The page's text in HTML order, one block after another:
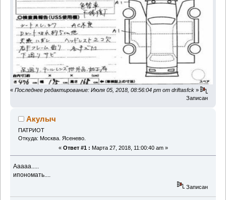
« Последнее редактирование: Июля 05, 2018, 08:56:04 pm от driftasfck »
Записан
Акулыч
ПАТРИОТ
Откуда: Москва. Ясенево.
« Ответ #1 : Марта 27, 2018, 11:00:40 am »
Ааааа.....
ипономать....
Записан